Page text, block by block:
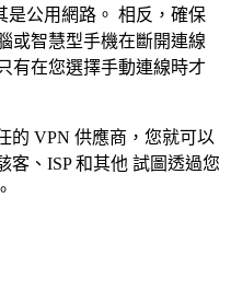
是公用網路。 相反，確保
或智慧型手機在斷開連線
有在您選擇手動連線時才
的 VPN 供應商，您就可以
客、ISP 和其他 試圖透過您